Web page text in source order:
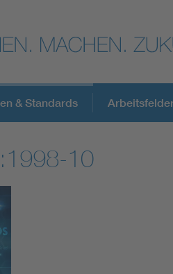
DKE
& Standards
10